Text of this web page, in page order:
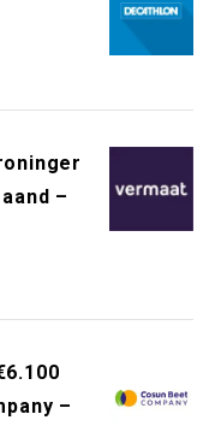
–
–